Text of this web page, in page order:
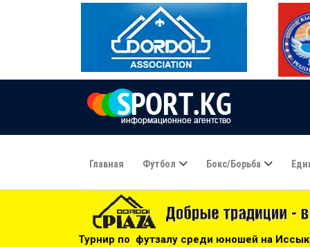
Главная Футбол Бокс/борьба
футзалу среди юношей на Иссык-Куле: «Бишкек» -